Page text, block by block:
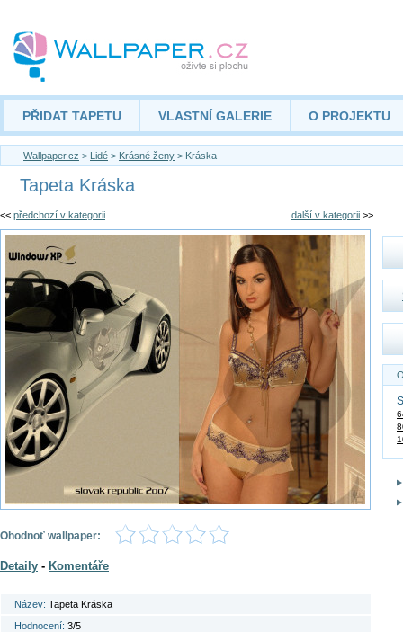
PŘIDAT TAPETU VLASTNÍ GALERIE O PROJEKTU
Wallpaper.cz > Lidé > Krásné ženy > Kráska
Tapeta Kráska
<< předchozí v kategorii další v kategorii >>
Ohodnoť wallpaper:
Detaily - Komentáře
Název: Tapeta Kráska
Hodnocení: 3/5